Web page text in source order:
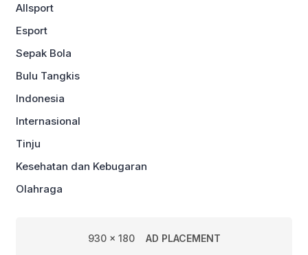
Allsport
Esport
Sepak Bola
Bulu Tangkis
Indonesia
Internasional
Tinju
Kesehatan dan Kebugaran
Olahraga
930 x 180 AD PLACEMENT